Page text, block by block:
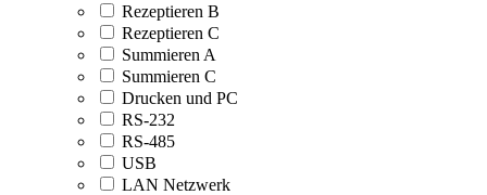
Rezeptieren B
Rezeptieren C
Summieren A
Summieren C
Drucken und PC
RS-232
RS-485
USB
LAN Netzwerk